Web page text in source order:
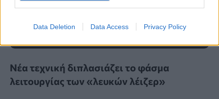
Data Deletion Data Access Privacy Policy
Νέα τεχνική διπλασιάζει το φάσμα
λειτουργίας των «λευκών λέιζερ»